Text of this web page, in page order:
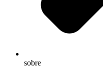
sobre